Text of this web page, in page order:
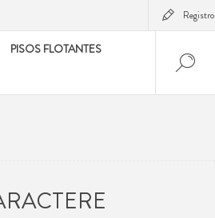
Registro
PISOS FLOTANTES